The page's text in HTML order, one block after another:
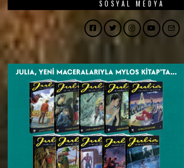
SOSYAL MEDYA
Facebook
TwitterInstagram
YouTube